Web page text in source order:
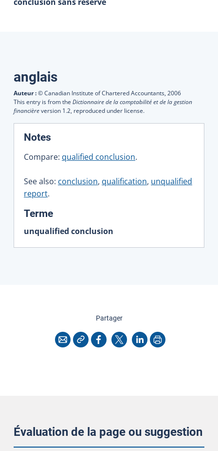
Traductions
anglais
Auteur :© Canadian Institute of Chartered Accountants, 2006
This entry is from the Dictionnaire de la comptabilité et de la gestion
financièreversion 1.2, reproduced under license.
Notes
Compare: qualified conclusion.
See also: conclusion, qualification, unqualified
report.
Terme:
unqualified conclusion
Partagercette page
CourrielCopier l'adresse
Facebook
X LinkedInImprimer
Évaluation de la page ou suggestion